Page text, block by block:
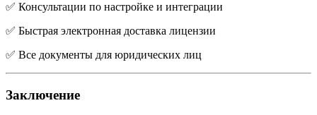
✅ Консультации по настройке и интеграции
✅ Быстрая электронная доставка лицензии
✅ Все документы для юридических лиц
Заключение